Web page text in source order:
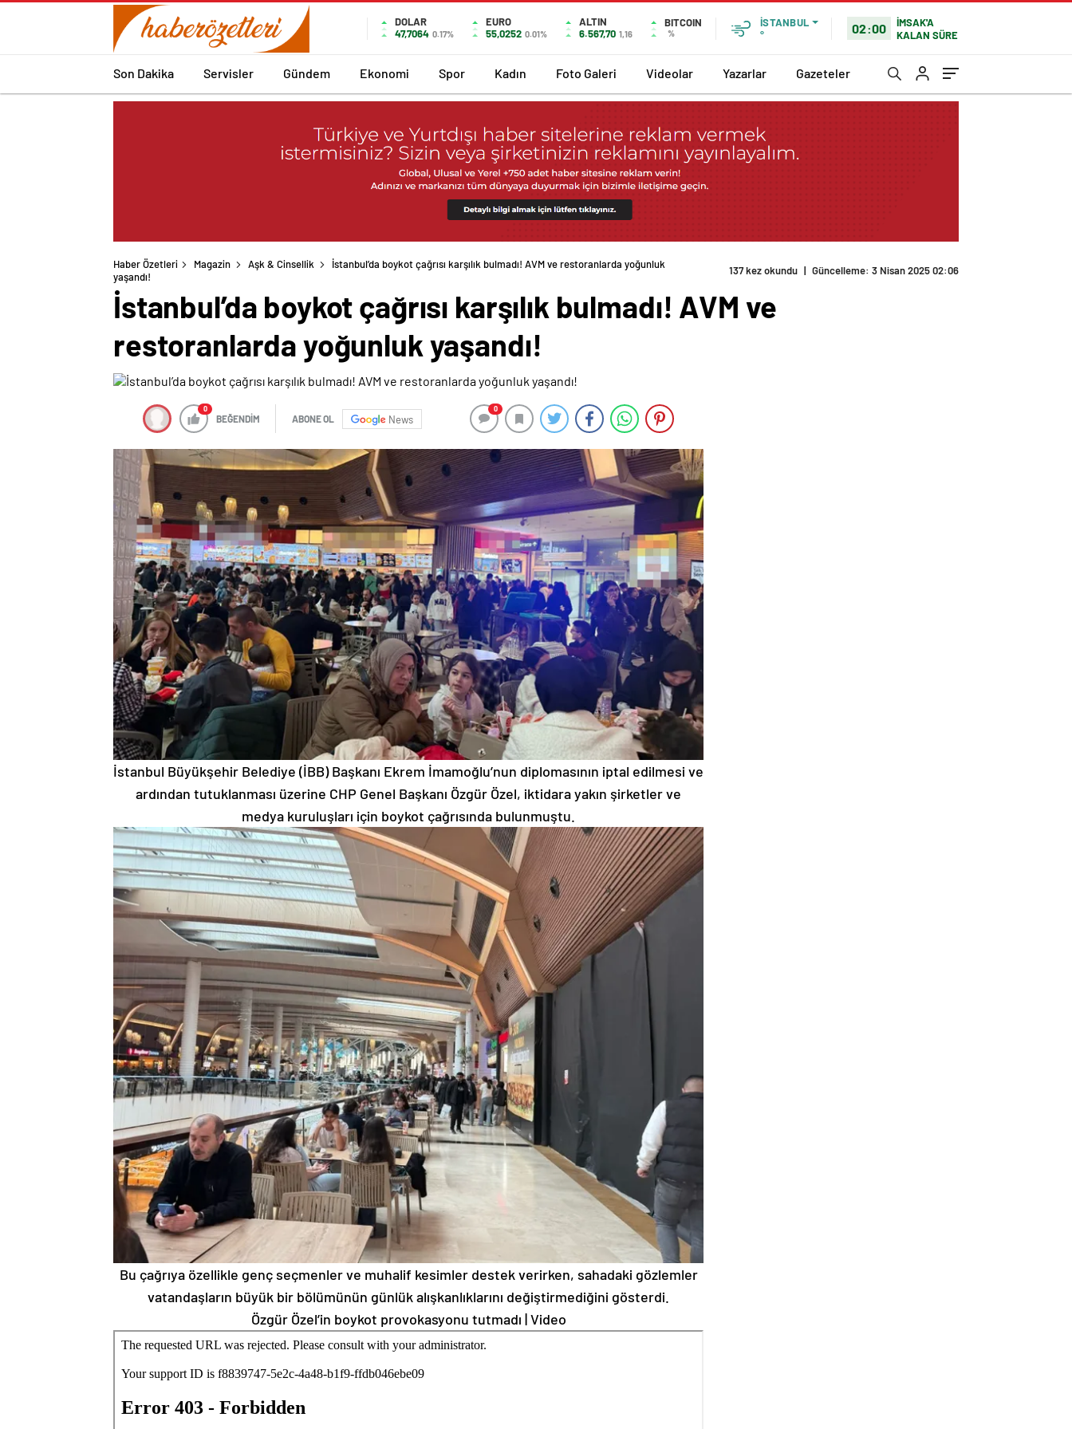
DOLAR
47,7064 0.17%
EURO
55,0252 0.01%
ALTIN
6.567,70 1,16
BITCOIN
%
İSTANBUL
°
02:00
İMSAK'A
KALAN SÜRE
Son Dakika Servisler Gündem Ekonomi Spor Kadın Foto Galeri Videolar Yazarlar Gazeteler
Haber Özetleri Magazin Aşk & Cinsellik
İstanbul’da boykot çağrısı karşılık bulmadı! AVM ve restoranlarda yoğunluk
yaşandı!
137 kez okundu | Güncelleme: 3 Nisan 2025 02:06
İstanbul’da boykot çağrısı karşılık bulmadı! AVM ve
restoranlarda yoğunluk yaşandı!
0
BEĞENDİM ABONE OL News
0
İstanbul Büyükşehir Belediye (İBB) Başkanı Ekrem İmamoğlu’nun diplomasının iptal edilmesi ve
ardından tutuklanması üzerine CHP Genel Başkanı Özgür Özel, iktidara yakın şirketler ve
medya kuruluşları için boykot çağrısında bulunmuştu.
Bu çağrıya özellikle genç seçmenler ve muhalif kesimler destek verirken, sahadaki gözlemler
vatandaşların büyük bir bölümünün günlük alışkanlıklarını değiştirmediğini gösterdi.
Özgür Özel’in boykot provokasyonu tutmadı | Video